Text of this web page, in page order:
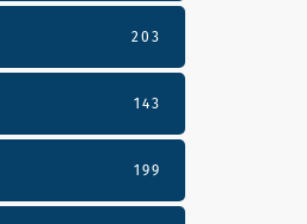
203
143
199